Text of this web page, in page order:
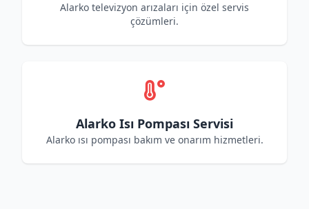
Alarko televizyon arızaları için özel servis
çözümleri.
Alarko Isı Pompası Servisi
Alarko ısı pompası bakım ve onarım hizmetleri.